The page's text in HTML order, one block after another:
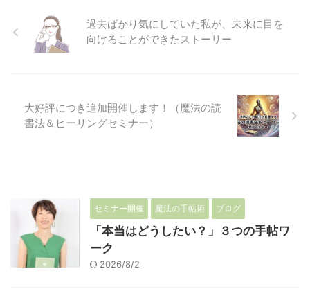
過去ばかり気にしていた私が、未来に目を
向けることができたストーリー
大好評につき追加開催します！（魔法の読
書法＆ヒーリングセミナー）
セミナー開催 魔法の手帖術 ブログ
「本当はどうしたい？」３つの手帖ワ
ーク
2026/8/2